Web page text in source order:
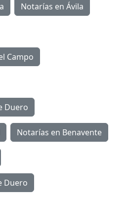
Notarías en Ávila
Campo
Duero
Notarías en Benavente
Duero